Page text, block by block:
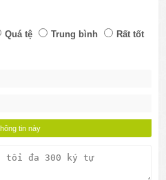
Quá tệ Trung bình
Rất tốt